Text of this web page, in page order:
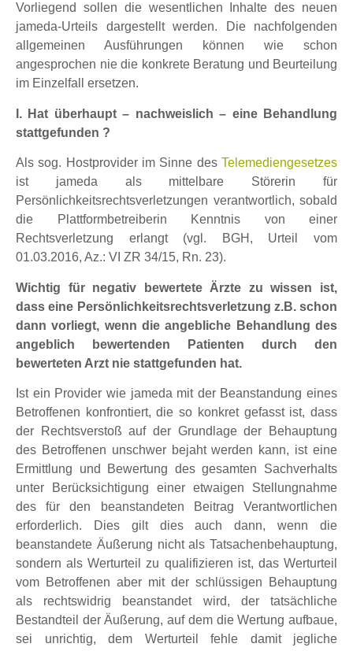
Vorliegend sollen die wesentlichen Inhalte des neuen
jameda-Urteils dargestellt werden. Die nachfolgenden
allgemeinen Ausführungen können wie schon
angesprochen nie die konkrete Beratung und Beurteilung
im Einzelfall ersetzen.
I. Hat überhaupt – nachweislich – eine Behandlung
stattgefunden ?
Als sog. Hostprovider im Sinne des Telemediengesetzes
ist jameda als mittelbare Störerin für
Persönlichkeitsrechtsverletzungen verantwortlich, sobald
die Plattformbetreiberin Kenntnis von einer
Rechtsverletzung erlangt (vgl. BGH, Urteil vom
01.03.2016, Az.: VI ZR 34/15, Rn. 23).
Wichtig für negativ bewertete Ärzte zu wissen ist,
dass eine Persönlichkeitsrechtsverletzung z.B. schon
dann vorliegt, wenn die angebliche Behandlung des
angeblich bewertenden Patienten durch den
bewerteten Arzt nie stattgefunden hat.
Ist ein Provider wie jameda mit der Beanstandung eines
Betroffenen konfrontiert, die so konkret gefasst ist, dass
der Rechtsverstoß auf der Grundlage der Behauptung
des Betroffenen unschwer bejaht werden kann, ist eine
Ermittlung und Bewertung des gesamten Sachverhalts
unter Berücksichtigung einer etwaigen Stellungnahme
des für den beanstandeten Beitrag Verantwortlichen
erforderlich. Dies gilt dies auch dann, wenn die
beanstandete Äußerung nicht als Tatsachenbehauptung,
sondern als Werturteil zu qualifizieren ist, das Werturteil
vom Betroffenen aber mit der schlüssigen Behauptung
als rechtswidrig beanstandet wird, der tatsächliche
Bestandteil der Äußerung, auf dem die Wertung aufbaue,
sei unrichtig, dem Werturteil fehle damit jegliche